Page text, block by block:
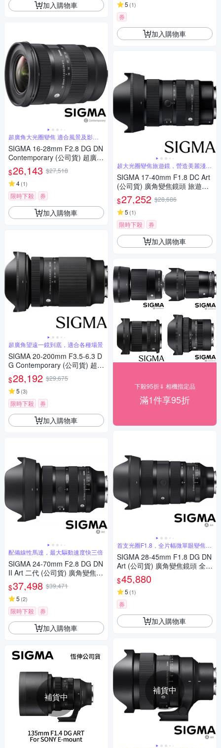
加入購物車
超廣角大光圈變焦 適合風景及影片
錄製
SIGMA 16-28mm F2.8 DG DN
Contemporary (公司貨) 超廣角
大光圈變焦鏡 全片幅微單眼鏡
頭
$26,143 $27,518
4(1)
限時下殺 券
加入購物車
超廣角望遠一鏡到底，適合各種場景
SIGMA 20-200mm F3.5-6.3 D
G Contemporary (公司貨) 超廣
角變焦鏡頭 旅遊鏡 全片幅無反
微單眼鏡頭
$28,192 $29,675
5 (3)
限時下殺 券
加入購物車
配備線性馬達，最大驅動速度快三倍
SIGMA 24-70mm F2.8 DG DN
II Art 二代 (公司貨) 廣角變焦鏡
頭 全片幅無反微單眼鏡頭 旅遊
鏡 大三元
$37,498 $39,471
5 (2)
限時下殺 券
加入購物車
補貨中
5 (1)
券
加入購物車
超大光圈變焦旅遊鏡，營造美麗淺景
深
SIGMA 17-40mm F1.8 DC Art
(公司貨) 廣角變焦鏡頭 旅遊鏡
APS-C 無反微單眼鏡頭
$27,252 $28,686
5 (1)
限時下殺 券
加入購物車
下殺95折⇓ 相機指定品
滿1件享95折
首支光圈F1.8，全片幅微單眼變焦鏡
頭
SIGMA 28-45mm F1.8 DG DN
Art (公司貨) 廣角變焦鏡頭 全片
幅無反微單眼鏡頭 旅遊鏡
$45,880
5 (1)
券
加入購物車
補貨中